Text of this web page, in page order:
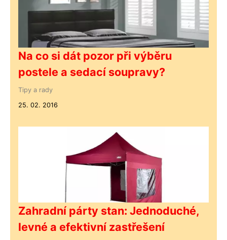
Na co si dát pozor při výběru
postele a sedací soupravy?
Tipy a rady
25. 02. 2016
Zahradní párty stan: Jednoduché,
levné a efektivní zastřešení